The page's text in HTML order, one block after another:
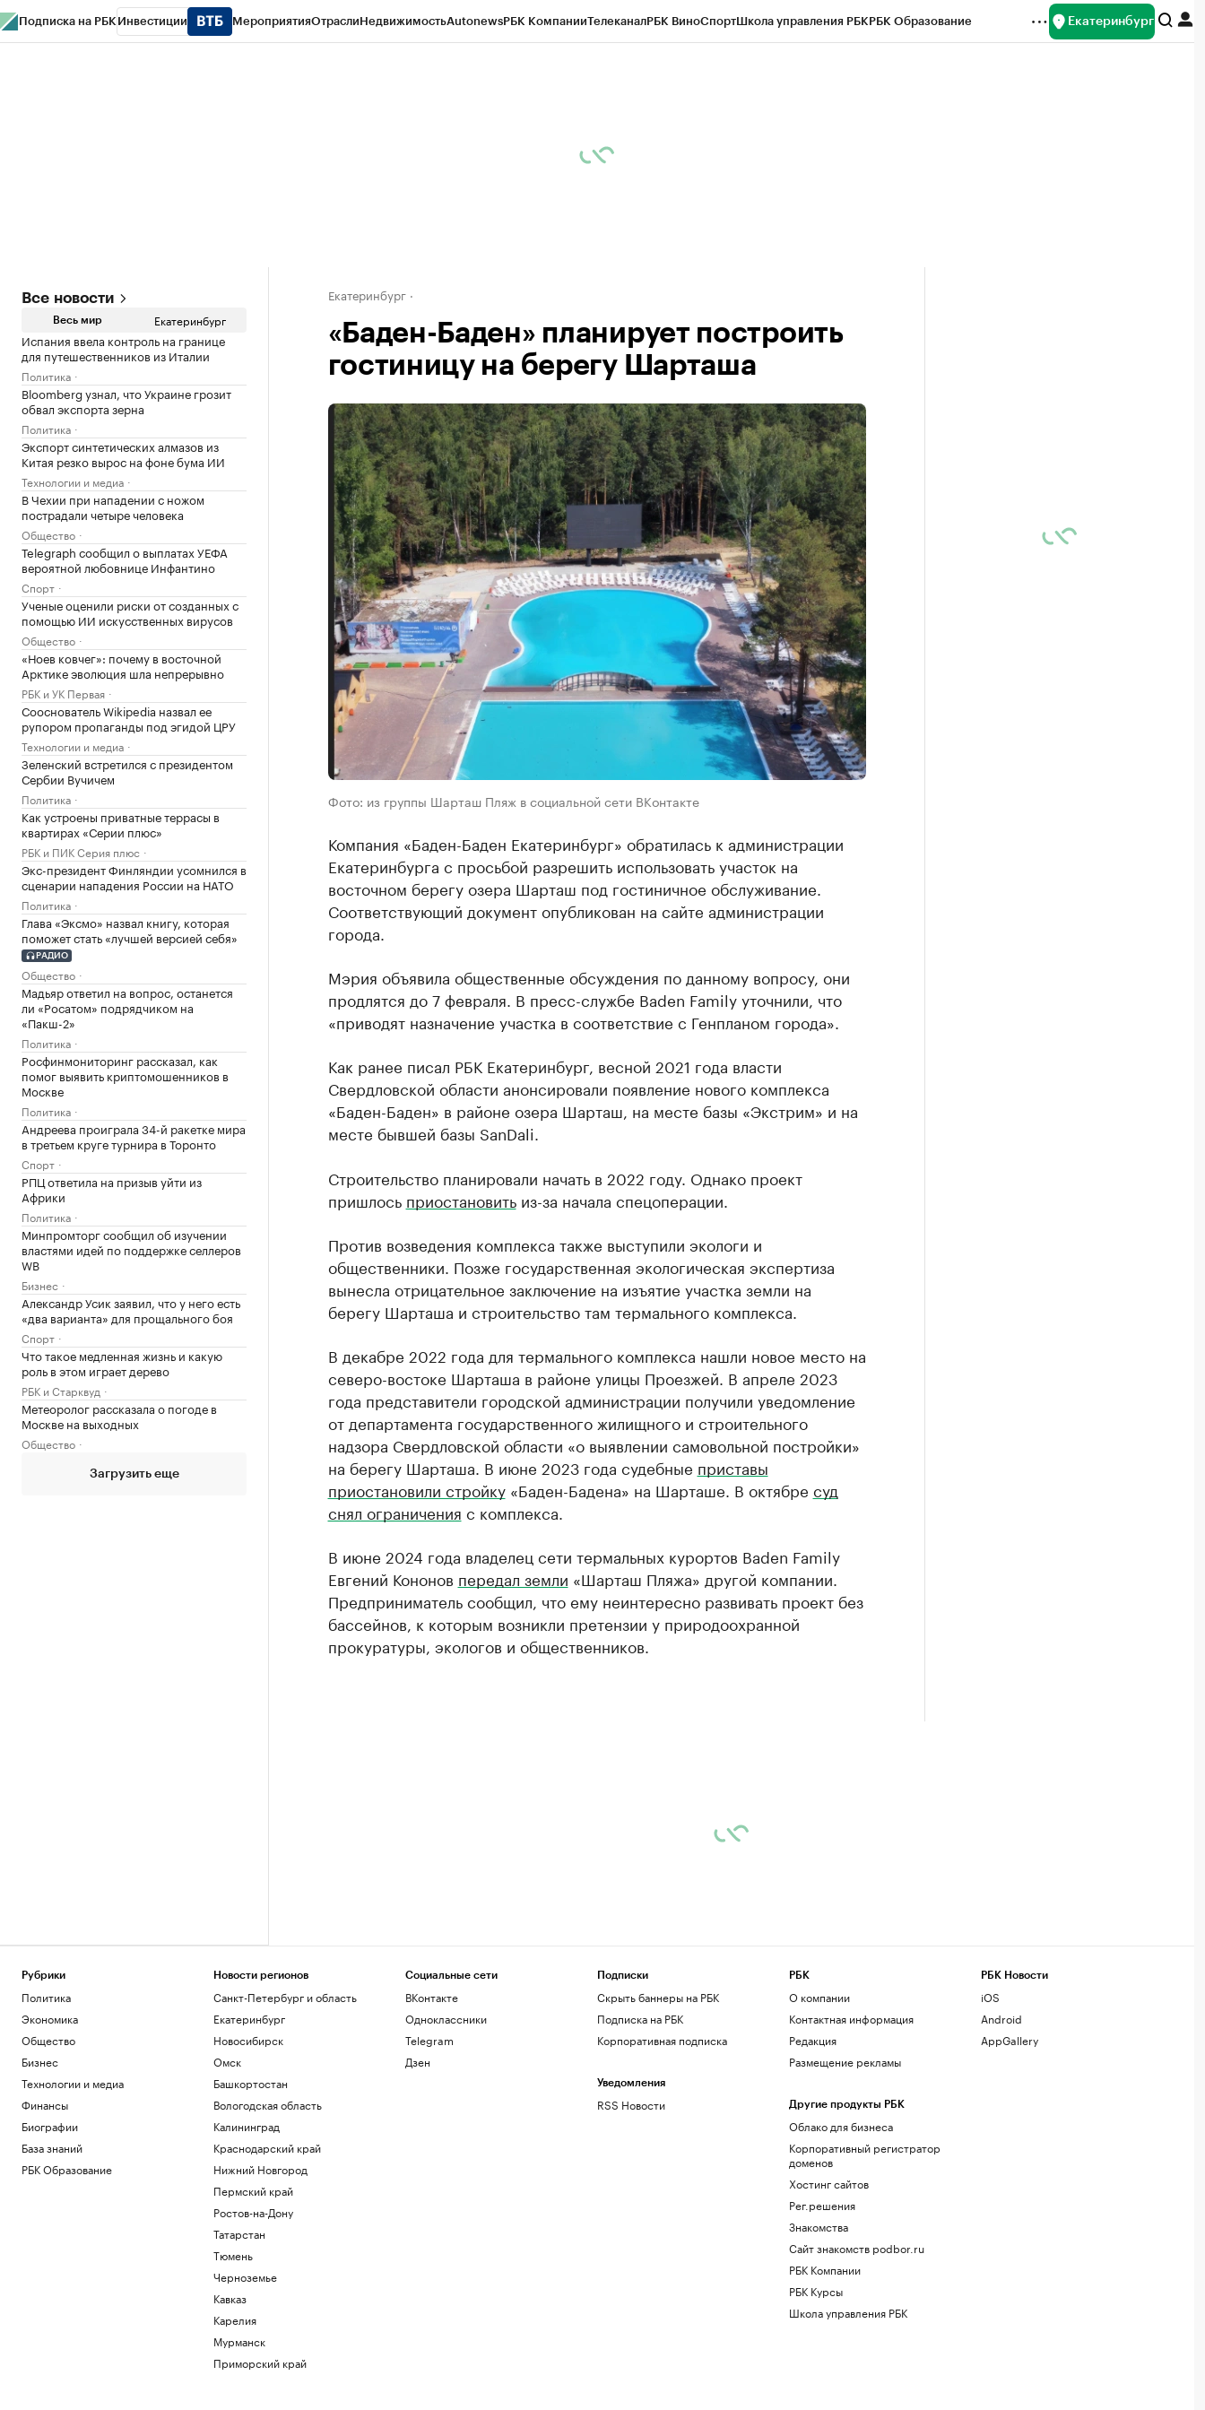
Подписка на РБК Инвестиции МероприятияОтраслиНедвижимостьAutonewsРБК КомпанииТелеканалРБК ВиноСпортШкола управления РБКРБК Образование Екатеринбург
Все новости
Весь мир Екатеринбург
Испания ввела контроль на границе
для путешественников из Италии
Политика
Bloomberg узнал, что Украине грозит
обвал экспорта зерна
Политика
Экспорт синтетических алмазов из
Китая резко вырос на фоне бума ИИ
Технологии и медиа
В Чехии при нападении с ножом
пострадали четыре человека
Общество
Telegraph сообщил о выплатах УЕФА
вероятной любовнице Инфантино
Спорт
Ученые оценили риски от созданных с
помощью ИИ искусственных вирусов
Общество
«Ноев ковчег»: почему в восточной
Арктике эволюция шла непрерывно
РБК и УК Первая
Сооснователь Wikipedia назвал ее
рупором пропаганды под эгидой ЦРУ
Технологии и медиа
Зеленский встретился с президентом
Сербии Вучичем
Политика
Как устроены приватные террасы в
квартирах «Серии плюс»
РБК и ПИК Серия плюс
Экс-президент Финляндии усомнился в
сценарии нападения России на НАТО
Политика
Глава «Эксмо» назвал книгу, которая
поможет стать «лучшей версией себя»
РАДИО
Общество
Мадьяр ответил на вопрос, останется
ли «Росатом» подрядчиком на
«Пакш-2»
Политика
Росфинмониторинг рассказал, как
помог выявить криптомошенников в
Москве
Политика
Андреева проиграла 34-й ракетке мира
в третьем круге турнира в Торонто
Спорт
РПЦ ответила на призыв уйти из
Африки
Политика
Минпромторг сообщил об изучении
властями идей по поддержке селлеров
WB
Бизнес
Александр Усик заявил, что у него есть
«два варианта» для прощального боя
Спорт
Что такое медленная жизнь и какую
роль в этом играет дерево
РБК и Старквуд
Метеоролог рассказала о погоде в
Москве на выходных
Общество
Загрузить еще
Екатеринбург
«Баден-Баден» планирует построить
гостиницу на берегу Шарташа
Фото: из группы Шарташ Пляж в социальной сети ВКонтакте
Компания «Баден-Баден Екатеринбург» обратилась к администрации
Екатеринбурга с просьбой разрешить использовать участок на
восточном берегу озера Шарташ под гостиничное обслуживание.
Соответствующий документ опубликован на сайте администрации
города.
Мэрия объявила общественные обсуждения по данному вопросу, они
продлятся до 7 февраля. В пресс-службе Baden Family уточнили, что
«приводят назначение участка в соответствие с Генпланом города».
Как ранее писал РБК Екатеринбург, весной 2021 года власти
Свердловской области анонсировали появление нового комплекса
«Баден-Баден» в районе озера Шарташ, на месте базы «Экстрим» и на
месте бывшей базы SanDali.
Строительство планировали начать в 2022 году. Однако проект
пришлось приостановитьиз-за начала спецоперации.
Против возведения комплекса также выступили экологи и
общественники. Позже государственная экологическая экспертиза
вынесла отрицательное заключение на изъятие участка земли на
берегу Шарташа и строительство там термального комплекса.
В декабре 2022 года для термального комплекса нашли новое место на
северо-востоке Шарташа в районе улицы Проезжей. В апреле 2023
года представители городской администрации получили уведомление
от департамента государственного жилищного и строительного
надзора Свердловской области «о выявлении самовольной постройки»
на берегу Шарташа. В июне 2023 года судебные приставы
приостановили стройку«Баден-Бадена» на Шарташе. В октябре суд
снял ограничения с комплекса.
В июне 2024 года владелец сети термальных курортов Baden Family
Евгений Кононов передал земли «Шарташ Пляжа» другой компании.
Предприниматель сообщил, что ему неинтересно развивать проект без
бассейнов, к которым возникли претензии у природоохранной
прокуратуры, экологов и общественников.
Рубрики
Политика
Экономика
Общество
Бизнес
Технологии и медиа
Финансы
Биографии
База знаний
РБК Образование
Новости регионов
Санкт-Петербург и область
Екатеринбург
Новосибирск
Омск
Башкортостан
Вологодская область
Калининград
Краснодарский край
Нижний Новгород
Пермский край
Ростов-на-Дону
Татарстан
Тюмень
Черноземье
Кавказ
Карелия
Мурманск
Приморский край
Социальные сети
ВКонтакте
Одноклассники
Telegram
Дзен
Подписки
Скрыть баннеры на РБК
Подписка на РБК
Корпоративная подписка
Уведомления
RSS Новости
РБК
О компании
Контактная информация
Редакция
Размещение рекламы
Другие продукты РБК
Облако для бизнеса
Корпоративный регистратор
доменов
Хостинг сайтов
Рег.решения
Знакомства
Сайт знакомств podbor.ru
РБК Компании
РБК Курсы
Школа управления РБК
РБК Новости
iOS
Android
AppGallery